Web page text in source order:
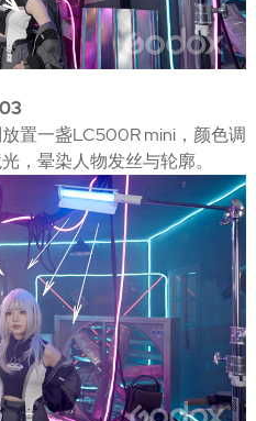
03
置一盏LC500R mini，颜色调
，晕染人物发丝与轮廓。